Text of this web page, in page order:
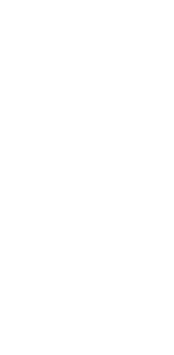
उत्पादन गर्न मद्दत